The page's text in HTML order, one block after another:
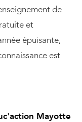
de
et
épuisante,
est
Mayotte